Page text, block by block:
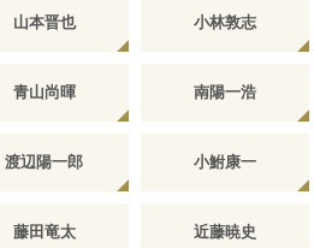
山本晋也 小林敦志
青山尚暉 南陽一浩
渡辺陽一郎 小鮒康一
藤田竜太 近藤暁史